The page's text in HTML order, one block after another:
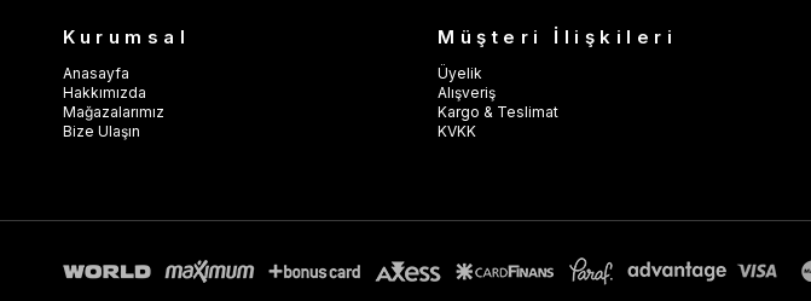
Kurumsal
Anasayfa
Hakkımızda
Mağazalarımız
Bize Ulaşın
Müşteri İlişkileri
Üyelik
Alışveriş
Kargo & Teslimat
KVKK